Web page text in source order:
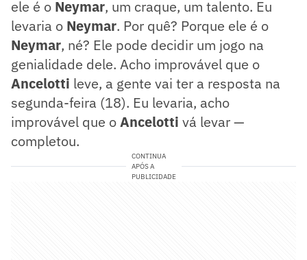
ele é o Neymar, um craque, um talento. Eu
levaria o Neymar. Por quê? Porque ele é o
Neymar, né? Ele pode decidir um jogo na
genialidade dele. Acho improvável que o
Ancelotti leve, a gente vai ter a resposta na
segunda-feira (18). Eu levaria, acho
improvável que oAncelotti vá levar —
completou.
CONTINUA
APÓS A
PUBLICIDADE